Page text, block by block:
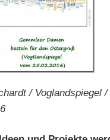
/ Voglandspiegel /